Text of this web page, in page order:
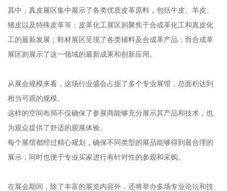
其中，真皮展区集中展示了各类优质皮革原料，包括牛皮、羊皮、
猪皮以及特殊皮革等；皮革化工展区则聚焦于合成革化工和真皮化
工的最新发展；鞋材展区呈现了各类辅料及合成革产品；而合成革
展区则展示了这一领域的最新成果和创新应用。
从展会规模来看，这场行业盛会占据了多个专业展馆，总面积达到
相当可观的规模。
这样的空间布局不仅确保了参展商能够充分展示其产品和技术，也
为观众提供了舒适的观展体验。
每个展馆都经过精心规划，确保不同类型的展品能够得到最合理的
展示，同时也便于专业买家进行有针对性的参观和采购。
在展会期间，除了丰富的展览内容外，还将举办多场专业论坛和技